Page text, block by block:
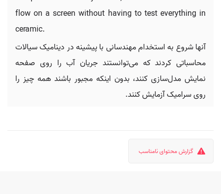
flow on a screen without having to test everything in
ceramic.
آنها شروع به استخدام مهندسانی با پیشینه در دینامیک سیالات
محاسباتی کردند که می‌توانستند جریان آب را روی صفحه
نمایش مدل‌سازی کنند، بدون اینکه مجبور باشند همه چیز را
روی سرامیک آزمایش کنند.
گزارش محتوای نامناسب